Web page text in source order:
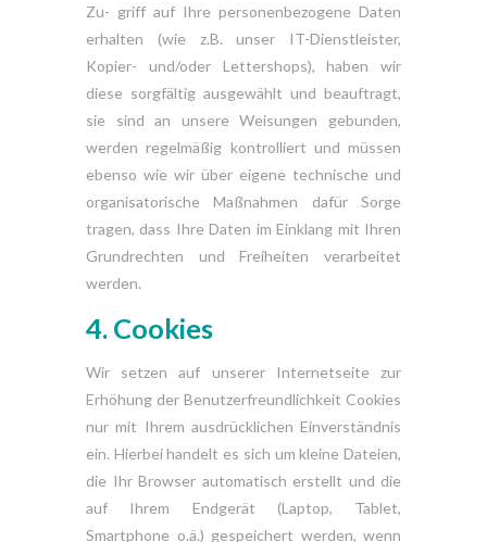
Zu- griff auf Ihre personenbezogene Daten
erhalten (wie z.B. unser IT-Dienstleister,
Kopier- und/oder Lettershops), haben wir
diese sorgfältig ausgewählt und beauftragt,
sie sind an unsere Weisungen gebunden,
werden regelmäßig kontrolliert und müssen
ebenso wie wir über eigene technische und
organisatorische Maßnahmen dafür Sorge
tragen, dass Ihre Daten im Einklang mit Ihren
Grundrechten und Freiheiten verarbeitet
werden.
4. Cookies
Wir setzen auf unserer Internetseite zur
Erhöhung der Benutzerfreundlichkeit Cookies
nur mit Ihrem ausdrücklichen Einverständnis
ein. Hierbei handelt es sich um kleine Dateien,
die Ihr Browser automatisch erstellt und die
auf Ihrem Endgerät (Laptop, Tablet,
Smartphone o.ä.) gespeichert werden, wenn